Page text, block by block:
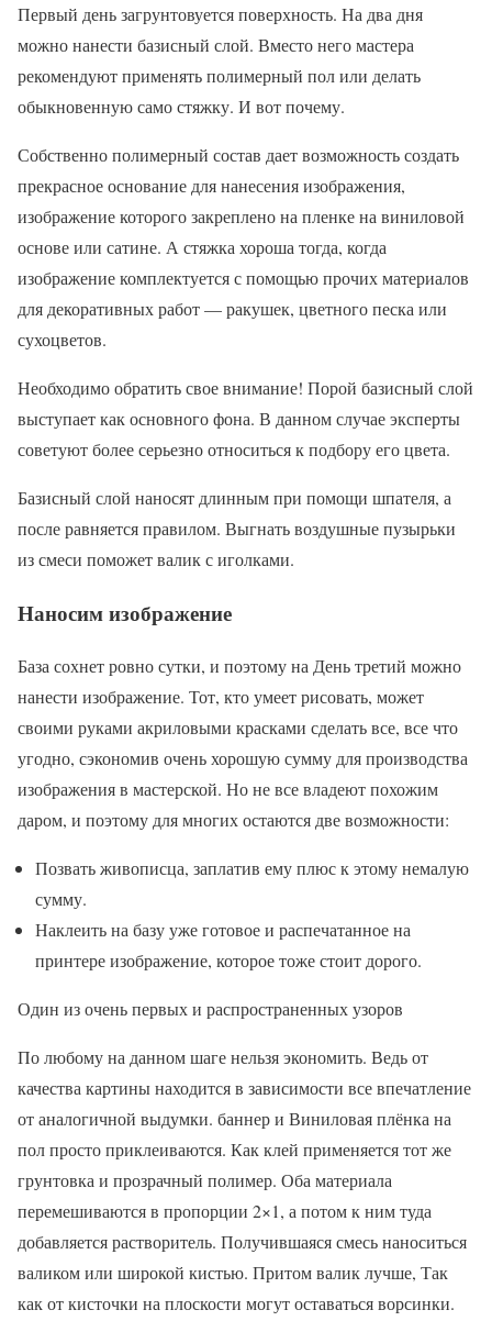
Первый день загрунтовуется поверхность. На два дня
можно нанести базисный слой. Вместо него мастера
рекомендуют применять полимерный пол или делать
обыкновенную само стяжку. И вот почему.
Собственно полимерный состав дает возможность создать
прекрасное основание для нанесения изображения,
изображение которого закреплено на пленке на виниловой
основе или сатине. А стяжка хороша тогда, когда
изображение комплектуется с помощью прочих материалов
для декоративных работ — ракушек, цветного песка или
сухоцветов.
Необходимо обратить свое внимание! Порой базисный слой
выступает как основного фона. В данном случае эксперты
советуют более серьезно относиться к подбору его цвета.
Базисный слой наносят длинным при помощи шпателя, а
после равняется правилом. Выгнать воздушные пузырьки
из смеси поможет валик с иголками.
Наносим изображение
База сохнет ровно сутки, и поэтому на День третий можно
нанести изображение. Тот, кто умеет рисовать, может
своими руками акриловыми красками сделать все, все что
угодно, сэкономив очень хорошую сумму для производства
изображения в мастерской. Но не все владеют похожим
даром, и поэтому для многих остаются две возможности:
Позвать живописца, заплатив ему плюс к этому немалую
сумму.
Наклеить на базу уже готовое и распечатанное на
принтере изображение, которое тоже стоит дорого.
Один из очень первых и распространенных узоров
По любому на данном шаге нельзя экономить. Ведь от
качества картины находится в зависимости все впечатление
от аналогичной выдумки. баннер и Виниловая плёнка на
пол просто приклеиваются. Как клей применяется тот же
грунтовка и прозрачный полимер. Оба материала
перемешиваются в пропорции 2×1, а потом к ним туда
добавляется растворитель. Получившаяся смесь наноситься
валиком или широкой кистью. Притом валик лучше, Так
как от кисточки на плоскости могут оставаться ворсинки.